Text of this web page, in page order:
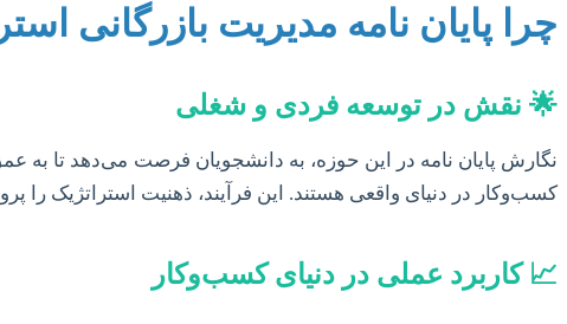
چرا پایان نامه مدیریت بازرگانی
🌟 نقش در توسعه فردی و شغلی
نگارش پایان نامه در این حوزه، به دانشجویان فرصت می‌دهد تا به
کسب‌وکار در دنیای واقعی هستند. این فرآیند، ذهنیت استراتژیک
📈 کاربرد عملی در دنیای کسب‌وکار